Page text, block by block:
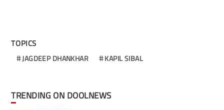
TOPICS
JAGDEEP DHANKHAR KAPIL SIBAL
TRENDING ON DOOLNEWS